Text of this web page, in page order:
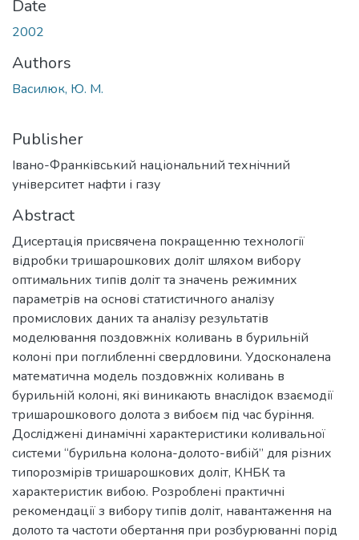
Date
2002
Authors
Василюк, Ю. М.
Publisher
Івано-Франківський національний технічний
університет нафти і газу
Abstract
Дисертація присвячена покращенню технології
відробки тришарошкових доліт шляхом вибору
оптимальних типів доліт та значень режимних
параметрів на основі статистичного аналізу
промислових даних та аналізу результатів
моделювання поздовжніх коливань в бурильній
колоні при поглибленні свердловини. Удосконалена
математична модель поздовжніх коливань в
бурильній колоні, які виникають внаслідок взаємодії
тришарошкового долота з вибоєм під час буріння.
Досліджені динамічні характеристики коливальної
системи “бурильна колона-долото-вибій” для різних
типорозмірів тришарошкових доліт, КНБК та
характеристик вибою. Розроблені практичні
рекомендації з вибору типів доліт, навантаження на
долото та частоти обертання при розбурюванні порід